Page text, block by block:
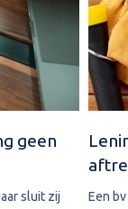
geen
sluit zij
Een